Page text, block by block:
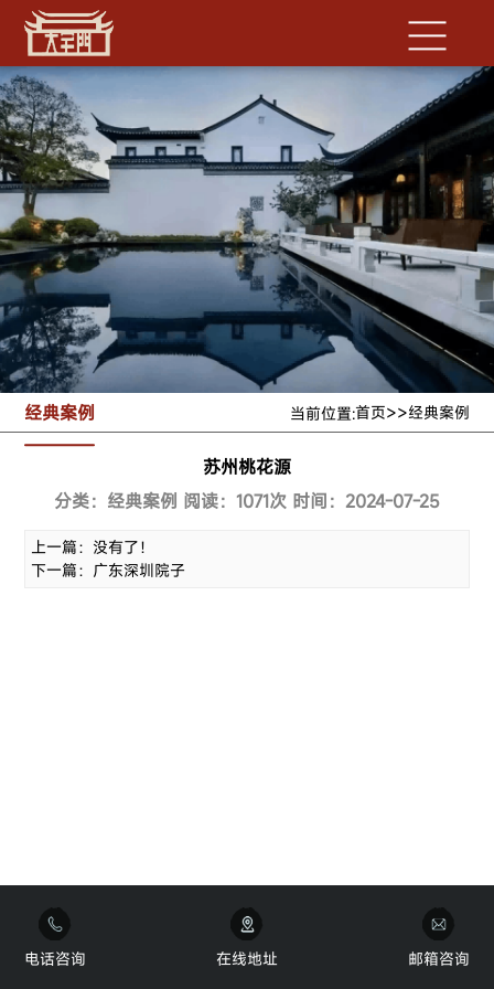
经典案例 当前位置:首页>>经典案例
苏州桃花源
分类：经典案例 阅读：1071次 时间：2024-07-25
上一篇：没有了！
下一篇：广东深圳院子
电话咨询 在线地址 邮箱咨询